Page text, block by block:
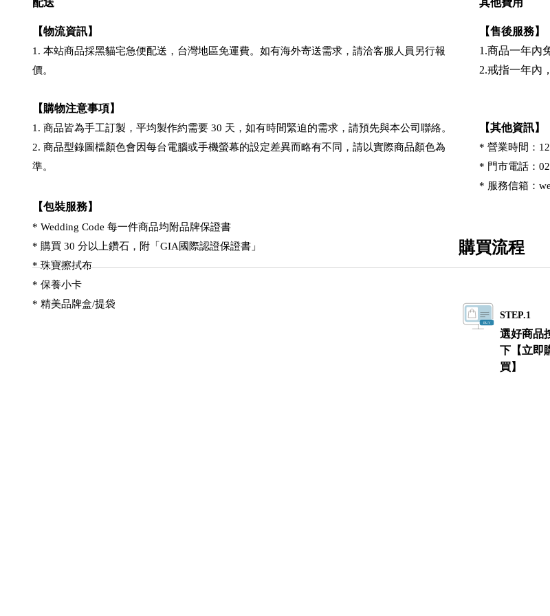
配送
【物流資訊】
1. 本站商品採黑貓宅急便配送，台灣地區免運費。如有海外寄送需求，請洽客服人員另行報
價。
【購物注意事項】
1. 商品皆為手工訂製，平均製作約需要 30 天，如有時間緊迫的需求，請預先與本公司聯絡。
2. 商品型錄圖檔顏色會因每台電腦或手機螢幕的設定差異而略有不同，請以實際商品顏色為
準。
【包裝服務】
* Wedding Code 每一件商品均附品牌保證書
* 購買 30 分以上鑽石，附「GIA國際認證保證書」
* 珠寶擦拭布
* 保養小卡
* 精美品牌盒/提袋
其他費用
【售後服務】
1.商品一年內
2.戒指一年內
【其他資訊】
* 營業時間：
* 門市電話：
* 服務信箱：
購買流程
STEP.1
選好商品
下【立即
買】